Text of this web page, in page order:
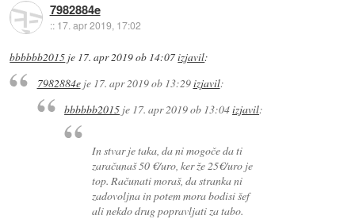
7982884e
:: 17. apr 2019, 17:02
bbbbbb2015 je 17. apr 2019 ob 14:07izjavil:
7982884eje 17. apr 2019 ob 13:29izjavil:
bbbbbb2015 je 17. apr 2019 ob 13:04izjavil:
In stvar je taka, da ni mogoče da ti
zaračunaš 50 €/uro, ker že 25€/uro je
top. Računati moraš, da stranka ni
zadovoljna in potem mora bodisi šef
ali nekdo drug popravljati za tabo.